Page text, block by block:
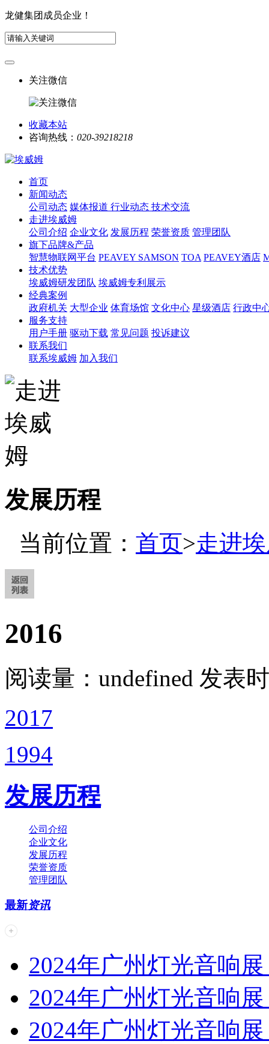
龙健集团成员企业！
关注微信
收藏本站
咨询热线： 020-39218218
首页
新闻动态
公司动态 媒体报道 行业动态 技术交流
走进埃威姆
公司介绍 企业文化 发展历程 荣誉资质 管理团队
旗下品牌&产品
智慧物联网平台 PEAVEY SAMSON TOA PEAVEY酒店
技术优势
埃威姆研发团队 埃威姆专利展示
经典案例
政府机关 大型企业 体育场馆 文化中心 星级酒店 行政中
服务支持
用户手册 驱动下载 常见问题 投诉建议
联系我们
联系埃威姆 加入我们
发展历程
当前位置： 首页>走进
2016
阅读量： undefined 发表
2017
1994
发展历程
公司介绍
企业文化
发展历程
荣誉资质
管理团队
最新资讯
2024年广州灯光音响展
2024年广州灯光音响展
2024年广州灯光音响展